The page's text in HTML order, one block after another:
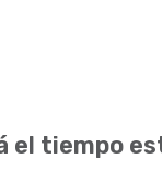
el tiempo